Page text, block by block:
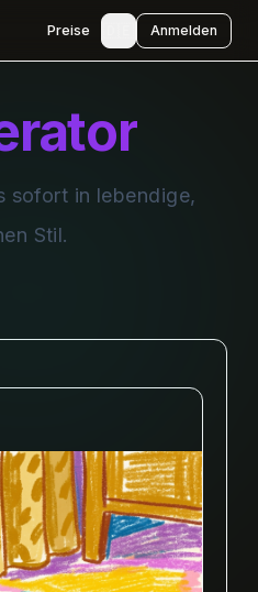
Preise Anmelden
sofort in lebendige,
Stil.